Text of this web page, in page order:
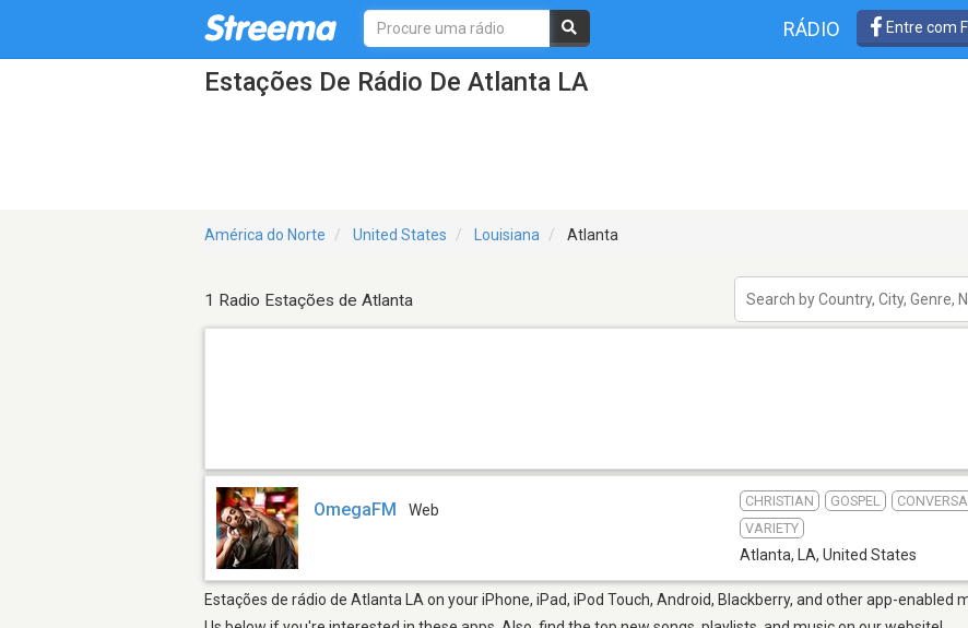
RÁDIO Entre com
Estações De Rádio De Atlanta LA
América do Norte United States Louisiana Atlanta
1 Radio Estações de Atlanta
OmegaFM Web
CHRISTIAN GOSPEL
CONVERSA
VARIETY
Atlanta, LA, United States
Estações de rádio de Atlanta LA on your iPhone, iPad, iPod Touch, Android, Blackberry, and other app-enabled